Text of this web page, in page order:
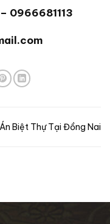
0966681113
Biệt Thự Tại Đồng Nai